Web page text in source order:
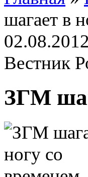
шагает в
02.08.2012
Вестник
ЗГМ